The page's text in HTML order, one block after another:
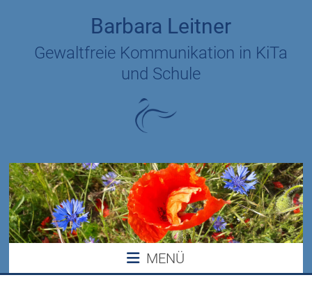
Barbara Leitner
Gewaltfreie Kommunikation in KiTa
und Schule
MENÜ